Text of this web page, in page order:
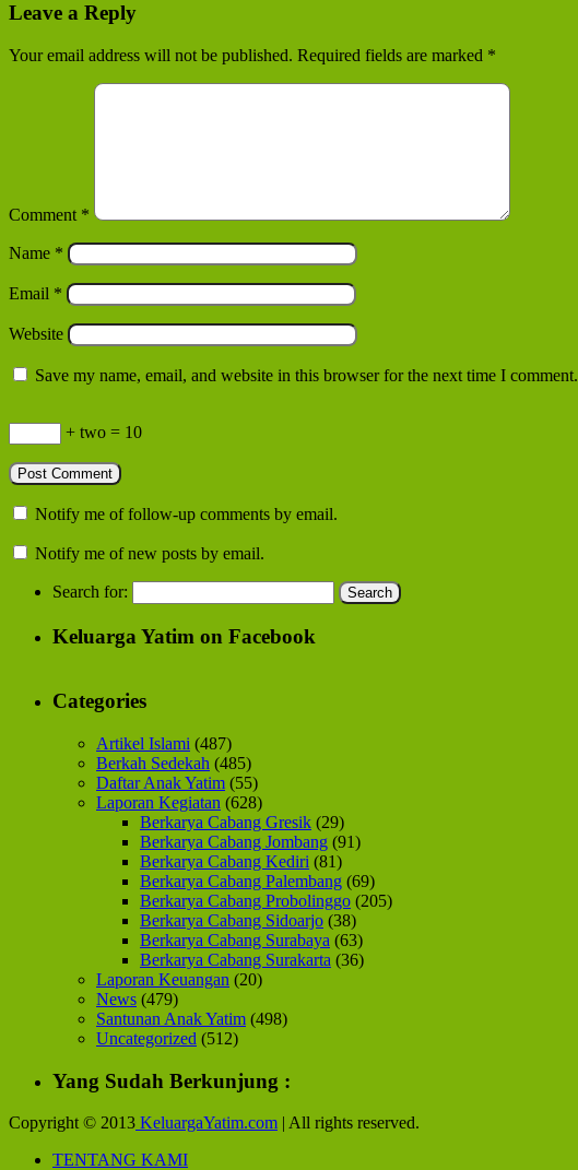
Leave a Reply
Your email address will not be published. Required fields are marked *
Comment *
Name *
Email *
Website
Save my name, email, and website in this browser for the next time I comment.
+ two = 10
Notify me of follow-up comments by email.
Notify me of new posts by email.
Search for:
Keluarga Yatim on Facebook
Categories
Artikel Islami (487)
Berkah Sedekah (485)
Daftar Anak Yatim (55)
Laporan Kegiatan (628)
Berkarya Cabang Gresik (29)
Berkarya Cabang Jombang (91)
Berkarya Cabang Kediri (81)
Berkarya Cabang Palembang (69)
Berkarya Cabang Probolinggo (205)
Berkarya Cabang Sidoarjo (38)
Berkarya Cabang Surabaya (63)
Berkarya Cabang Surakarta (36)
Laporan Keuangan (20)
News (479)
Santunan Anak Yatim (498)
Uncategorized (512)
Yang Sudah Berkunjung :
Copyright © 2013 KeluargaYatim.com | All rights reserved.
TENTANG KAMI